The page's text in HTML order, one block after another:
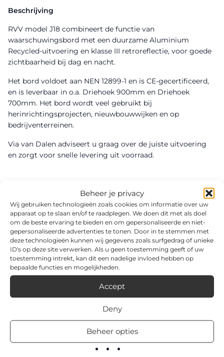
Beheer je privacy
Wij gebruiken technologieën zoals cookies om informatie over uw
apparaat op te slaan en/of te raadplegen. We doen dit met als doel
om de beste ervaring te bieden en om gepersonaliseerde en niet-
gepersonaliseerde advertenties te tonen. Door in te stemmen met
deze technologieën kunnen wij gegevens zoals surfgedrag of unieke
ID's op deze site verwerken. Als u geen toestemming geeft of uw
toestemming intrekt, kan dit een nadelige invloed hebben op
bepaalde functies en mogelijkheden.
Accept
Deny
Beheer opties
Beschrijving
RVV model J18 combineert de functie van
waarschuwingsbord met een duurzame Aluminium
Recycled-uitvoering en klasse III retroreflectie, voor goede
zichtbaarheid bij dag en nacht.
Het bord voldoet aan NEN 12899-1 en is CE-gecertificeerd,
en is leverbaar in o.a. Driehoek 900mm en Driehoek
700mm. Het bord wordt veel gebruikt bij
herinrichtingsprojecten, nieuwbouwwijken en op
bedrijventerreinen.
Via van Dalen adviseert u graag over de juiste uitvoering
en zorgt voor snelle levering uit voorraad.